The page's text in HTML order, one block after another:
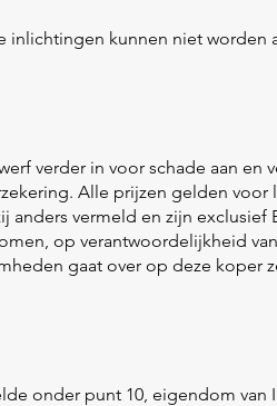
kunnen niet worden
verder in voor schade aan en
Alle prijzen gelden voor
anders vermeld en zijn exclusief
op verantwoordelijkheid
gaat over op deze koper
onder punt 10, eigendom van